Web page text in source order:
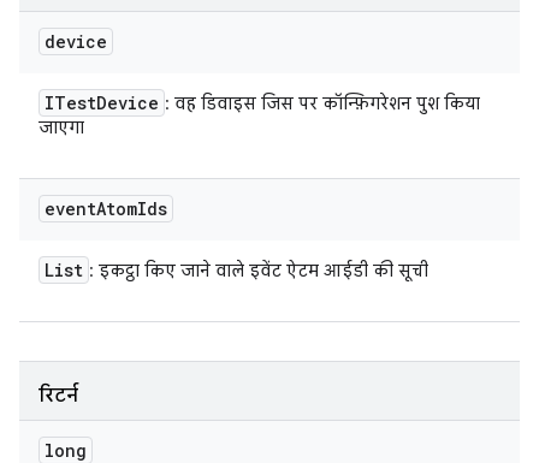
device
ITestDevice : वह डिवाइस जिस पर कॉन्फ़िगरेशन पुश किया
जाएगा
eventAtomIds
List : इकट्ठा किए जाने वाले इवेंट ऐटम आईडी की सूची
रिटर्न
long